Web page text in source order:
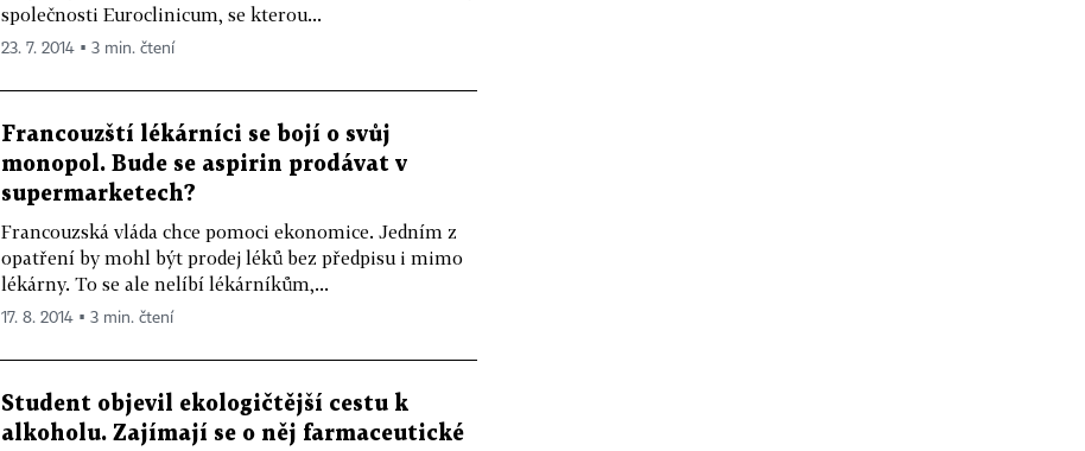
společnosti Euroclinicum, se kterou...
23. 7. 2014 ▪ 3 min. čtení
Francouzští lékárníci se bojí o svůj
monopol. Bude se aspirin prodávat v
supermarketech?
Francouzská vláda chce pomoci ekonomice. Jedním z
opatření by mohl být prodej léků bez předpisu i mimo
lékárny. To se ale nelíbí lékárníkům,...
17. 8. 2014 ▪ 3 min. čtení
Student objevil ekologičtější cestu k
alkoholu. Zajímají se o něj farmaceutické